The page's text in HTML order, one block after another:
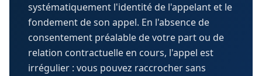
systématiquement l'identité de l'appelant et le
fondement de son appel. En l'absence de
consentement préalable de votre part ou de
relation contractuelle en cours, l'appel est
irrégulier : vous pouvez raccrocher sans